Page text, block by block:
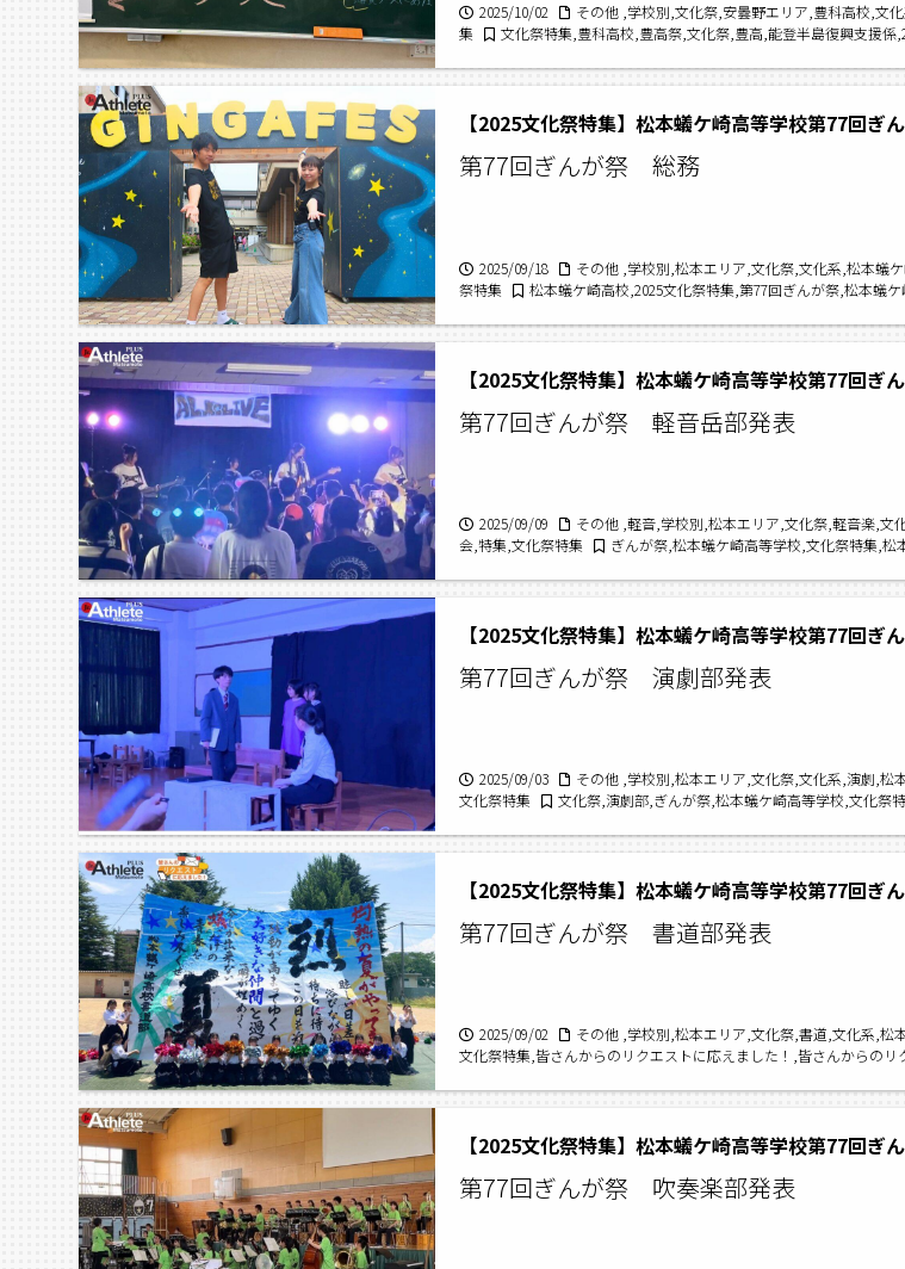
2025/10/02
その他 ,学校別,文化祭,安曇野エリア,豊科高校,文
集
文化祭特集,豊科高校,豊高祭,文化祭,豊高,能登半島復興支援係
【2025文化祭特集】松本蟻ケ崎高等学校第77回
第77回ぎんが祭 総務
2025/09/18
その他 ,学校別,松本エリア,文化祭,文化系,松本蟻
祭特集
松本蟻ケ崎高校,2025文化祭特集,第77回ぎんが祭,松本蟻
【2025文化祭特集】松本蟻ケ崎高等学校第77回
第77回ぎんが祭 軽音岳部発表
2025/09/09
その他 ,軽音,学校別,松本エリア,文化祭,軽音楽,文
会,特集,文化祭特集
ぎんが祭,松本蟻ケ崎高等学校,文化祭特集,松
【2025文化祭特集】松本蟻ケ崎高等学校第77回
第77回ぎんが祭 演劇部発表
2025/09/03
その他 ,学校別,松本エリア,文化祭,文化系,演劇,松
文化祭特集
文化祭,演劇部,ぎんが祭,松本蟻ケ崎高等学校,文化祭
【2025文化祭特集】松本蟻ケ崎高等学校第77回
第77回ぎんが祭 書道部発表
2025/09/02
その他 ,学校別,松本エリア,文化祭,書道,文化系,松
文化祭特集,皆さんからのリクエストに応えました！,皆さんからのリ
蟻ケ崎高校書道部,2025文化祭特集,第77回ぎんが祭,松本蟻ケ崎高校
【2025文化祭特集】松本蟻ケ崎高等学校第77回
第77回ぎんが祭 吹奏楽部発表